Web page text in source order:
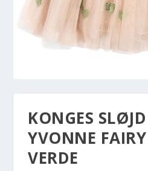
KONGES
YVONNE
VERDE